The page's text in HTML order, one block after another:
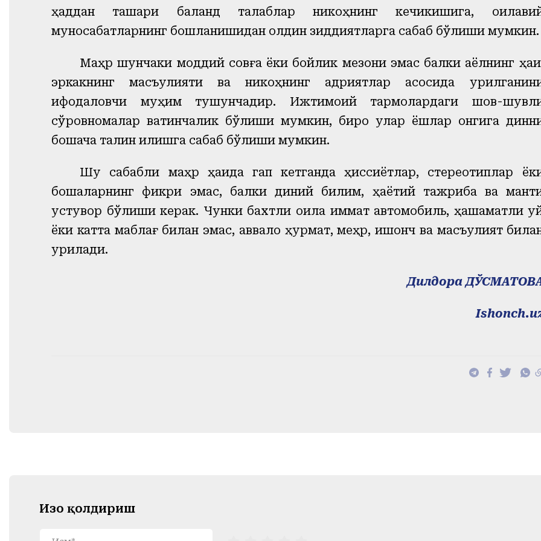
ҳаддан ташқари баланд талаблар никоҳнинг кечикишига,
муносабатларнинг бошланишидан олдин зиддиятларга сабаб бўлиши мумкин.
Маҳр шунчаки моддий совға ёки бойлик мезони эмас балки аёлнинг
эркакнинг масъулияти ва никоҳнинг қадриятлар асосида
ифодаловчи муҳим тушунчадир. Ижтимоий тармоқлардаги шов-
сўровномалар вақтинчалик бўлиши мумкин, бироқ улар ёшлар онгига
бошқача талқин қилишга сабаб бўлиши мумкин.
Шу сабабли маҳр ҳақида гап кетганда ҳиссиётлар, стереотиплар
бошқаларнинг фикри эмас, балки диний билим, ҳаётий тажриба ва
устувор бўлиши керак. Чунки бахтли оила қиммат автомобиль, ҳашаматли
ёки катта маблағ билан эмас, аввало ҳурмат, меҳр, ишонч ва масъулият
қурилади.
Дилдора
Изоҳ қолдириш